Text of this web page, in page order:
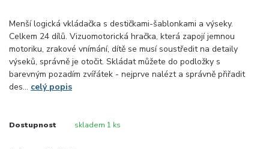
Menší logická vkládačka s destičkami-šablonkami a výseky.
Celkem 24 dílů. Vizuomotorická hračka, která zapojí jemnou
motoriku, zrakové vnímání, dítě se musí soustředit na detaily
výseků, správně je otočit. Skládat můžete do podložky s
barevným pozadím zvířátek - nejprve nalézt a správně přiřadit
des... celý popis
Dostupnost skladem 1 ks